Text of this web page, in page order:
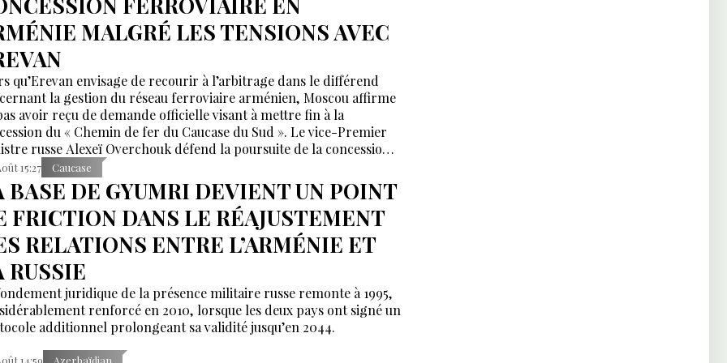
MALGRÉ LES TENSIONS AVEC
qu’Erevan envisage de recourir à l’arbitrage dans le différend
la gestion du réseau ferroviaire arménien, Moscou affirme
avoir reçu de demande officielle visant à mettre fin à la
du « Chemin de fer du Caucase du Sud ». Le vice-Premier
russe Alexeï Overchouk défend la poursuite de la concession
au dialogue.
15:27 Caucase
BASE DE GYUMRI DEVIENT UN POINT
FRICTION DANS LE RÉAJUSTEMENT
RELATIONS ENTRE L’ARMÉNIE ET
RUSSIE
juridique de la présence militaire russe remonte à 1995,
renforcé en 2010, lorsque les deux pays ont signé un
additionnel prolongeant sa validité jusqu’en 2044.
14:59 Azerbaïdjan